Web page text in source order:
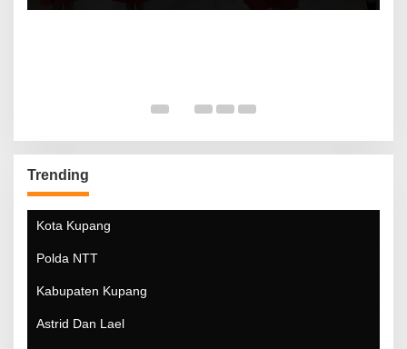
Trending
Kota Kupang
Polda NTT
Kabupaten Kupang
Astrid Dan Lael